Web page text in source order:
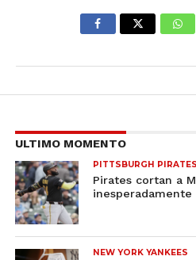
ULTIMO MOMENTO
PITTSBURGH PIRATES
Pirates cortan a
inesperadamente
NEW YORK YANKEES